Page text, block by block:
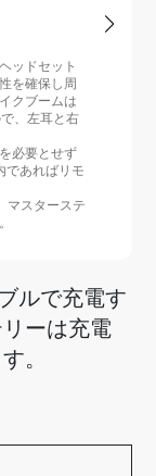
ッドセット
を確保し周
クブームは
、左耳と右
必要とせず
であればリモ
マスターステ
ルで充電す
ーは充電
。